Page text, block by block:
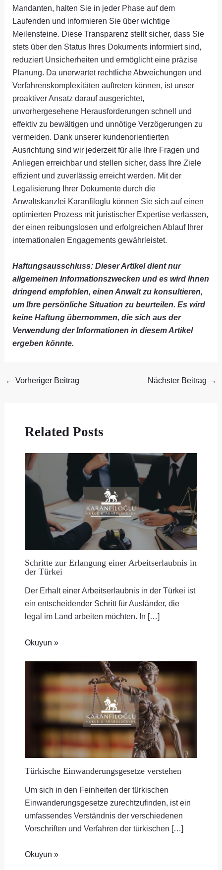
Mandanten, halten Sie in jeder Phase auf dem
Laufenden und informieren Sie über wichtige
Meilensteine. Diese Transparenz stellt sicher, dass Sie
stets über den Status Ihres Dokuments informiert sind,
reduziert Unsicherheiten und ermöglicht eine präzise
Planung. Da unerwartet rechtliche Abweichungen und
Verfahrenskomplexitäten auftreten können, ist unser
proaktiver Ansatz darauf ausgerichtet,
unvorhergesehene Herausforderungen schnell und
effektiv zu bewältigen und unnötige Verzögerungen zu
vermeiden. Dank unserer kundenorientierten
Ausrichtung sind wir jederzeit für alle Ihre Fragen und
Anliegen erreichbar und stellen sicher, dass Ihre Ziele
effizient und zuverlässig erreicht werden. Mit der
Legalisierung Ihrer Dokumente durch die
Anwaltskanzlei Karanfiloglu können Sie sich auf einen
optimierten Prozess mit juristischer Expertise verlassen,
der einen reibungslosen und erfolgreichen Ablauf Ihrer
internationalen Engagements gewährleistet.
Haftungsausschluss: Dieser Artikel dient nur
allgemeinen Informationszwecken und es wird Ihnen
dringend empfohlen, einen Anwalt zu konsultieren,
um Ihre persönliche Situation zu beurteilen. Es wird
keine Haftung übernommen, die sich aus der
Verwendung der Informationen in diesem Artikel
ergeben könnte.
← Vorheriger Beitrag Nächster Beitrag →
Related Posts
Schritte zur Erlangung einer Arbeitserlaubnis in
der Türkei
Der Erhalt einer Arbeitserlaubnis in der Türkei ist
ein entscheidender Schritt für Ausländer, die
legal im Land arbeiten möchten. In […]
Okuyun »
Türkische Einwanderungsgesetze verstehen
Um sich in den Feinheiten der türkischen
Einwanderungsgesetze zurechtzufinden, ist ein
umfassendes Verständnis der verschiedenen
Vorschriften und Verfahren der türkischen […]
Okuyun »